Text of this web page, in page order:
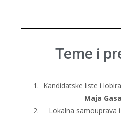
Teme i
Kandidatske liste i
Maja
Lokalna samouprava